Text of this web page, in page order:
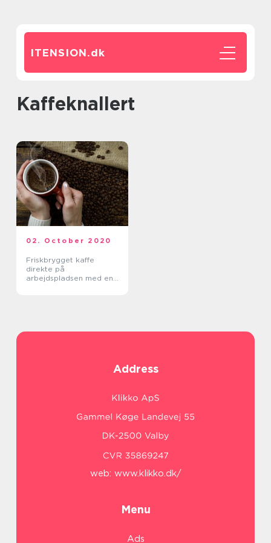
ITENSION.dk
kaffeknallert
02. October 2020
Friskbrygget kaffe
direkte på
arbejdspladsen med en
Address
web: www.klikko.dk/
Menu
Ads